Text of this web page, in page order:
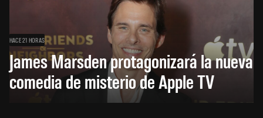
HACE 21 HORAS
James Marsden protagonizará la nueva
comedia de misterio de Apple TV